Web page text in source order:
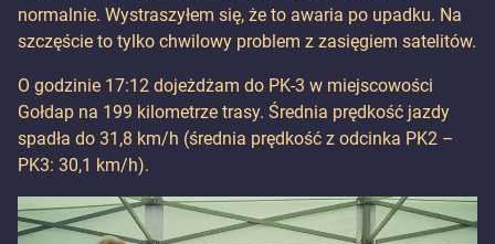
normalnie. Wystraszyłem się, że to awaria po upadku. Na
szczęście to tylko chwilowy problem z zasięgiem satelitów.
O godzinie 17:12 dojeżdżam do PK-3 w miejscowości
Gołdap na 199 kilometrze trasy. Średnia prędkość jazdy
spadła do 31,8 km/h (średnia prędkość z odcinka PK2 –
PK3: 30,1 km/h).